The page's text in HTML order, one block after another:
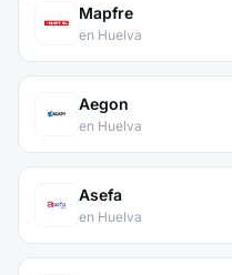
Mapfre
en Huelva
Aegon
en Huelva
Asefa
en Huelva